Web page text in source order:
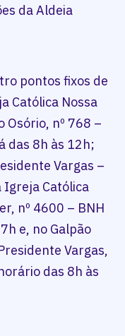
da Aldeia
pontos fixos de
Católica Nossa
Osório, nº 768 –
das 8h às 12h;
Vargas –
Igreja Católica
nº 4600 – BNH
e, no Galpão
Vargas,
das 8h às